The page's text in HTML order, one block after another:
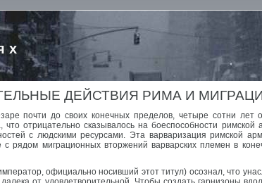
ДЕЙСТВИЯ РИМА И
почти до своих конечных пределов, четыре сотни лет
отрицательно сказывалось на боеспособности
с людскими ресурсами. Эта варваризация римской
рядом миграционных вторжений варварских племен в
официально носивший этот титул) осознал, что